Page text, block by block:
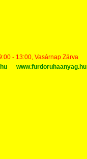
- 13:00, Vasárnap Zárva
www.furdoruhaanyag.hu